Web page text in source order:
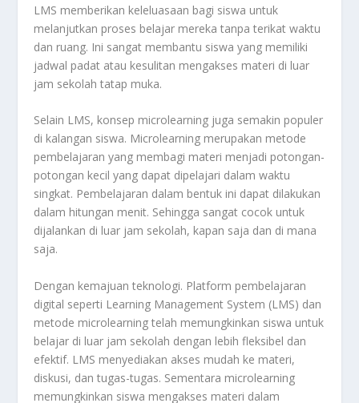
LMS memberikan keleluasaan bagi siswa untuk
melanjutkan proses belajar mereka tanpa terikat waktu
dan ruang. Ini sangat membantu siswa yang memiliki
jadwal padat atau kesulitan mengakses materi di luar
jam sekolah tatap muka.
Selain LMS, konsep microlearning juga semakin populer
di kalangan siswa. Microlearning merupakan metode
pembelajaran yang membagi materi menjadi potongan-
potongan kecil yang dapat dipelajari dalam waktu
singkat. Pembelajaran dalam bentuk ini dapat dilakukan
dalam hitungan menit. Sehingga sangat cocok untuk
dijalankan di luar jam sekolah, kapan saja dan di mana
saja.
Dengan kemajuan teknologi. Platform pembelajaran
digital seperti Learning Management System (LMS) dan
metode microlearning telah memungkinkan siswa untuk
belajar di luar jam sekolah dengan lebih fleksibel dan
efektif. LMS menyediakan akses mudah ke materi,
diskusi, dan tugas-tugas. Sementara microlearning
memungkinkan siswa mengakses materi dalam